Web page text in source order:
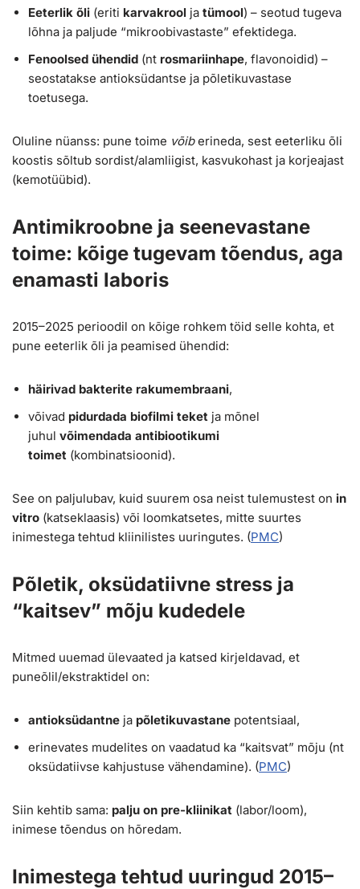
Eeterlik õli (eriti karvakrool ja tümool) – seotud tugeva
lõhna ja paljude “mikroobivastaste” efektidega.
Fenoolsed ühendid (nt rosmariinhape, flavonoidid) –
seostatakse antioksüdantse ja põletikuvastase
toetusega.
Oluline nüanss: pune toime võiberineda, sest eeterliku õli
koostis sõltub sordist/alamliigist, kasvukohast ja korjeajast
(kemotüübid).
Antimikroobne ja seenevastane
toime: kõige tugevam tõendus, aga
enamasti laboris
2015–2025 perioodil on kõige rohkem töid selle kohta, et
pune eeterlik õli ja peamised ühendid:
häirivad bakterite rakumembraani,
võivad pidurdada biofilmi teket ja mõnel
juhul võimendada antibiootikumi
toimet (kombinatsioonid).
See on paljulubav, kuid suurem osa neist tulemustest on in
vitro (katseklaasis) või loomkatsetes, mitte suurtes
inimestega tehtud kliinilistes uuringutes. (PMC)
Põletik, oksüdatiivne stress ja
“kaitsev” mõju kudedele
Mitmed uuemad ülevaated ja katsed kirjeldavad, et
puneõlil/ekstraktidel on:
antioksüdantne ja põletikuvastane potentsiaal,
erinevates mudelites on vaadatud ka “kaitsvat” mõju (nt
oksüdatiivse kahjustuse vähendamine). (PMC)
Siin kehtib sama: palju on pre-kliinikat (labor/loom),
inimese tõendus on hõredam.
Inimestega tehtud uuringud 2015–